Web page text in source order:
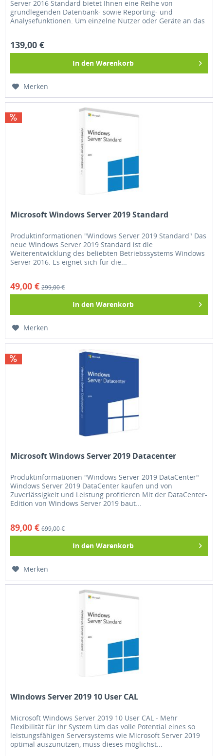
Server 2016 Standard bietet Ihnen eine Reihe von
grundlegenden Datenbank- sowie Reporting- und
Analysefunktionen. Um einzelne Nutzer oder Geräte an das
139,00 €
In den Warenkorb
Merken
Microsoft Windows Server 2019 Standard
Produktinformationen "Windows Server 2019 Standard" Das
neue Windows Server 2019 Standard ist die
Weiterentwicklung des beliebten Betriebssystems Windows
Server 2016. Es eignet sich für die...
49,00 € 299,00 €
In den Warenkorb
Merken
Microsoft Windows Server 2019 Datacenter
Produktinformationen "Windows Server 2019 DataCenter"
Windows Server 2019 DataCenter kaufen und von
Zuverlässigkeit und Leistung profitieren Mit der DataCenter-
Edition von Windows Server 2019 baut...
89,00 € 699,00 €
In den Warenkorb
Merken
Windows Server 2019 10 User CAL
Microsoft Windows Server 2019 10 User CAL - Mehr
Flexibilität für Ihr System Um das volle Potential eines so
leistungsfähigen Serversystems wie Microsoft Server 2019
optimal auszunutzen, muss dieses möglichst...